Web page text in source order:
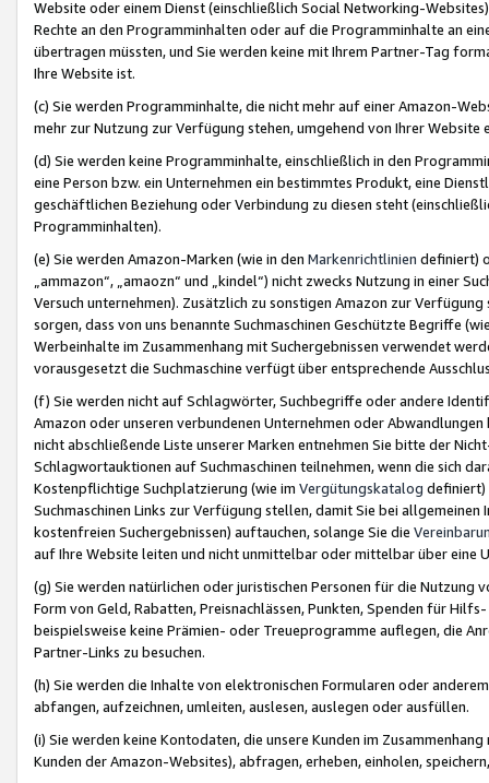
Website oder einem Dienst (einschließlich Social Networking-
Rechte an den Programminhalten oder auf die Programminhalte an
übertragen müssten, und Sie werden keine mit Ihrem Partner-Tag
Ihre Website ist.
(c) Sie werden Programminhalte, die nicht mehr auf einer Amazon-
mehr zur Nutzung zur Verfügung stehen, umgehend von Ihrer
(d) Sie werden keine Programminhalte, einschließlich in den
eine Person bzw. ein Unternehmen ein bestimmtes Produkt, eine
geschäftlichen Beziehung oder Verbindung zu diesen steht
Programminhalten).
(e) Sie werden Amazon-Marken (wie in den Markenrichtlinien definiert)
„ammazon“, „amaozn“ und „kindel“) nicht zwecks Nutzung in einer
Versuch unternehmen). Zusätzlich zu sonstigen Amazon zur
sorgen, dass von uns benannte Suchmaschinen Geschützte Begriffe
Werbeinhalte im Zusammenhang mit Suchergebnissen verwendet
vorausgesetzt die Suchmaschine verfügt über entsprechende
(f) Sie werden nicht auf Schlagwörter, Suchbegriffe oder andere
Amazon oder unseren verbundenen Unternehmen oder
nicht abschließende Liste unserer Marken entnehmen Sie bitte der
Schlagwortauktionen auf Suchmaschinen teilnehmen, wenn die sich
Kostenpflichtige Suchplatzierung (wie im Vergütungskatalog definiert)
Suchmaschinen Links zur Verfügung stellen, damit Sie bei
kostenfreien Suchergebnissen) auftauchen, solange Sie die
auf Ihre Website leiten und nicht unmittelbar oder mittelbar über eine
(g) Sie werden natürlichen oder juristischen Personen für die Nutzung
Form von Geld, Rabatten, Preisnachlässen, Punkten, Spenden für
beispielsweise keine Prämien- oder Treueprogramme auflegen, die
Partner-Links zu besuchen.
(h) Sie werden die Inhalte von elektronischen Formularen oder
abfangen, aufzeichnen, umleiten, auslesen, auslegen oder ausfüllen.
(i) Sie werden keine Kontodaten, die unsere Kunden im
Kunden der Amazon-Websites), abfragen, erheben, einholen,